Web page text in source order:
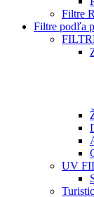
Filtre
Filtre podľa
UV